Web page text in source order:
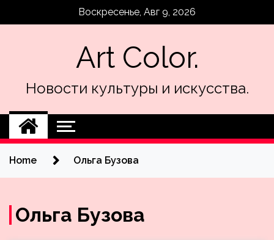
Воскресенье, Авг 9, 2026
Art Color.
Новости культуры и искусства.
Home Ольга Бузова
Ольга Бузова